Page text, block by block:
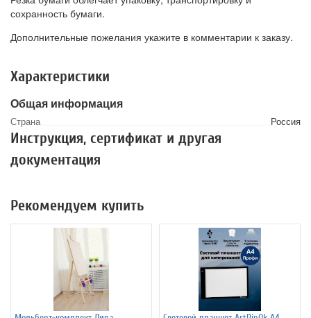
сохранность бумаги.
Дополнительные пожелания укажите в комментарии к заказу.
Характеристики
Общая информация
Страна Россия
Инструкция, сертификат и другая
документация
Рекомендуем купить